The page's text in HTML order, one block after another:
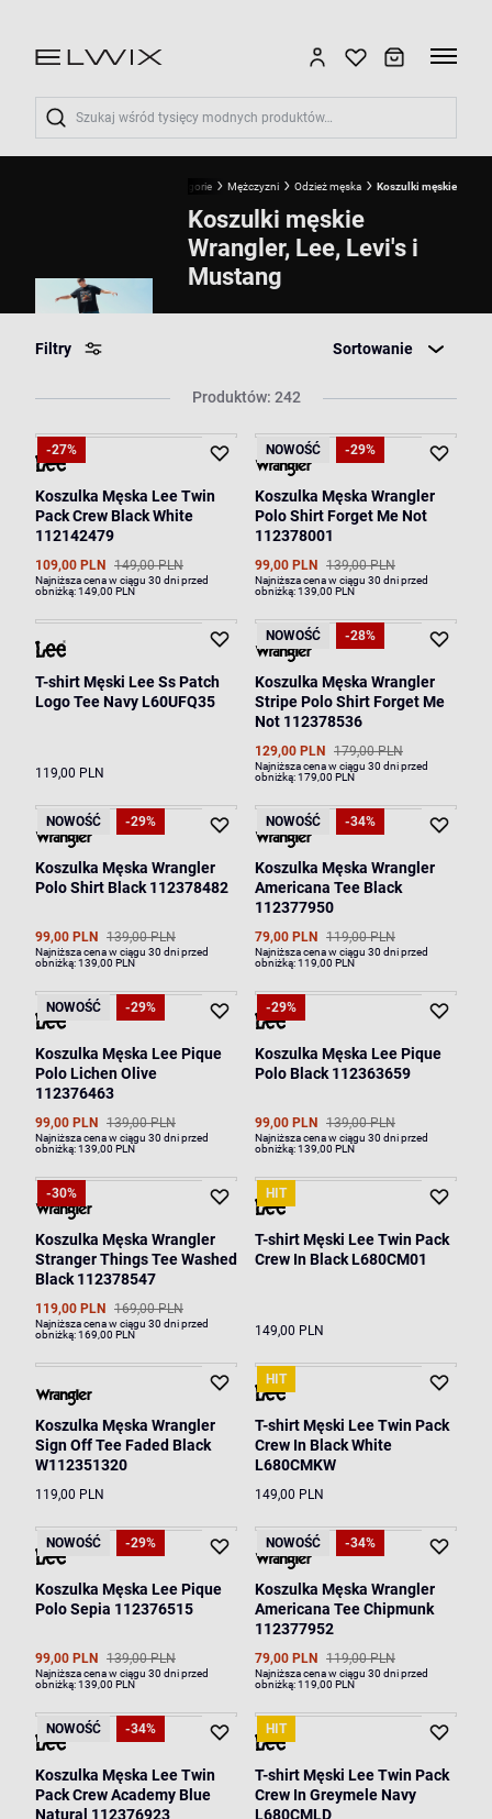
Wyszukaj
Kategorie Mężczyzni Odzież męska Koszulki męskie
Koszulki męskie
Wrangler, Lee, Levi's i
Mustang
Filtry Sortowanie
Produktów: 242
-27%
Koszulka Męska Lee Twin
Pack Crew Black White
112142479
109,00 PLN 149,00 PLN
Najniższa cena w ciągu 30 dni przed
obniżką:149,00 PLN
NOWOŚĆ -29%
Koszulka Męska Wrangler
Polo Shirt Forget Me Not
112378001
99,00 PLN 139,00 PLN
Najniższa cena w ciągu 30 dni przed
obniżką:139,00 PLN
T-shirt Męski Lee Ss Patch
Logo Tee Navy L60UFQ35
119,00 PLN
NOWOŚĆ -28%
Koszulka Męska Wrangler
Stripe Polo Shirt Forget Me
Not 112378536
129,00 PLN 179,00 PLN
Najniższa cena w ciągu 30 dni przed
obniżką:179,00 PLN
NOWOŚĆ -29%
Koszulka Męska Wrangler
Polo Shirt Black 112378482
99,00 PLN 139,00 PLN
Najniższa cena w ciągu 30 dni przed
obniżką:139,00 PLN
NOWOŚĆ -34%
Koszulka Męska Wrangler
Americana Tee Black
112377950
79,00 PLN 119,00 PLN
Najniższa cena w ciągu 30 dni przed
obniżką:119,00 PLN
NOWOŚĆ -29%
Koszulka Męska Lee Pique
Polo Lichen Olive
112376463
99,00 PLN 139,00 PLN
Najniższa cena w ciągu 30 dni przed
obniżką:139,00 PLN
-29%
Koszulka Męska Lee Pique
Polo Black 112363659
99,00 PLN 139,00 PLN
Najniższa cena w ciągu 30 dni przed
obniżką:139,00 PLN
-30%
Koszulka Męska Wrangler
Stranger Things Tee Washed
Black 112378547
119,00 PLN 169,00 PLN
Najniższa cena w ciągu 30 dni przed
obniżką:169,00 PLN
HIT
T-shirt Męski Lee Twin Pack
Crew In Black L680CM01
149,00 PLN
Koszulka Męska Wrangler
Sign Off Tee Faded Black
W112351320
119,00 PLN
HIT
T-shirt Męski Lee Twin Pack
Crew In Black White
L680CMKW
149,00 PLN
NOWOŚĆ -29%
Koszulka Męska Lee Pique
Polo Sepia 112376515
99,00 PLN 139,00 PLN
Najniższa cena w ciągu 30 dni przed
obniżką:139,00 PLN
NOWOŚĆ -34%
Koszulka Męska Wrangler
Americana Tee Chipmunk
112377952
79,00 PLN 119,00 PLN
Najniższa cena w ciągu 30 dni przed
obniżką:119,00 PLN
NOWOŚĆ -34%
Koszulka Męska Lee Twin
Pack Crew Academy Blue
Natural 112376923
HIT
T-shirt Męski Lee Twin Pack
Crew In Greymele Navy
L680CMLD